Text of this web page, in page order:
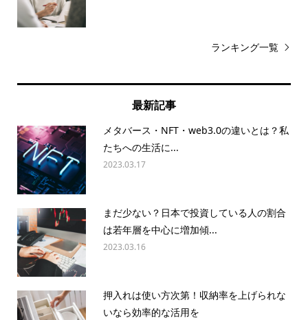
ランキング一覧
最新記事
メタバース・NFT・web3.0の違いとは？私
たちへの生活に...
2023.03.17
まだ少ない？日本で投資している人の割合
は若年層を中心に増加傾...
2023.03.16
押入れは使い方次第！収納率を上げられな
いなら効率的な活用を